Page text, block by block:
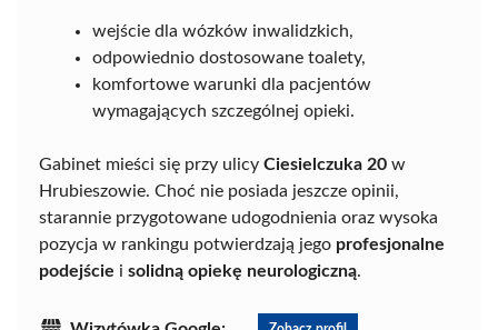
wejście dla wózków inwalidzkich,
odpowiednio dostosowane toalety,
komfortowe warunki dla pacjentów
wymagających szczególnej opieki.
Gabinet mieści się przy ulicy Ciesielczuka 20 w
Hrubieszowie. Choć nie posiada jeszcze opinii,
starannie przygotowane udogodnienia oraz wysoka
pozycja w rankingu potwierdzają jego profesjonalne
podejście i solidną opiekę neurologiczną.